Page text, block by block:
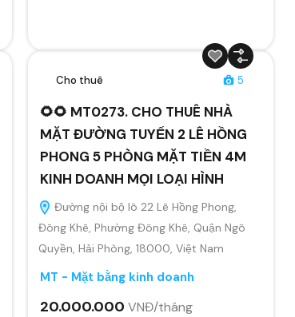
Cho thuê 5
🌻🌻 MT0273. CHO THUÊ NHÀ
MẶT ĐƯỜNG TUYẾN 2 LÊ HỒNG
PHONG 5 PHÒNG MẶT TIỀN 4M
KINH DOANH MỌI LOẠI HÌNH
Đường nội bộ lô 22 Lê Hồng Phong,
Đông Khê, Phường Đông Khê, Quận Ngô
Quyền, Hải Phòng, 18000, Việt Nam
MT - Mặt bằng kinh doanh
20.000.000 VNĐ/tháng